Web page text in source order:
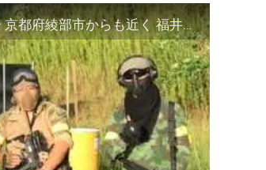
勢浜のサバゲーフィールド 夕方からのサバゲー 京都府綾部市からも近く 福井県小浜市シューティングレンジ エアガン